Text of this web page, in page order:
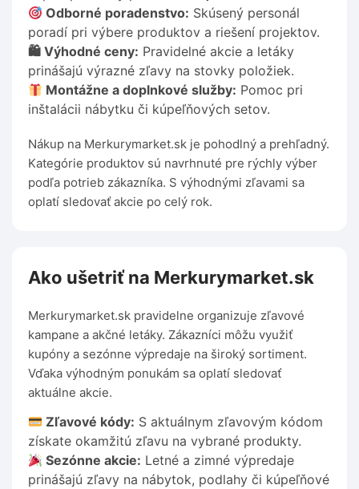
Odborné poradenstvo: Skúsený personál
poradí pri výbere produktov a riešení projektov.
🛍 Výhodné ceny: Pravidelné akcie a letáky
prinášajú výrazné zľavy na stovky položiek.
Montážne a doplnkové služby: Pomoc pri
inštalácii nábytku či kúpeľňových setov.
Nákup na Merkurymarket.sk je pohodlný a prehľadný.
Kategórie produktov sú navrhnuté pre rýchly výber
podľa potrieb zákazníka. S výhodnými zľavami sa
oplatí sledovať akcie po celý rok.
Ako ušetriť na Merkurymarket.sk
Merkurymarket.sk pravidelne organizuje zľavové
kampane a akčné letáky. Zákazníci môžu využiť
kupóny a sezónne výpredaje na široký sortiment.
Vďaka výhodným ponukám sa oplatí sledovať
aktuálne akcie.
Zľavové kódy: S aktuálnym zľavovým kódom
získate okamžitú zľavu na vybrané produkty.
Sezónne akcie: Letné a zimné výpredaje
prinášajú zľavy na nábytok, podlahy či kúpeľňové